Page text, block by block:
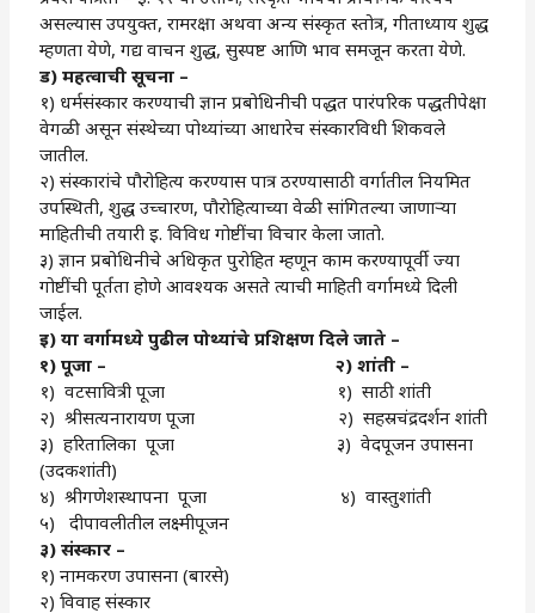
असल्यास उपयुक्त, रामरक्षा अथवा अन्य संस्कृत स्तोत्र, गीताध्याय शुद्ध
म्हणता येणे, गद्य वाचन शुद्ध, सुस्पष्ट आणि भाव समजून करता येणे.
ड) महत्वाची सूचना –
१) धर्मसंस्कार करण्याची ज्ञान प्रबोधिनीची पद्धत पारंपरिक पद्धतीपेक्षा
वेगळी असून संस्थेच्या पोथ्यांच्या आधारेच संस्कारविधी शिकवले
जातील.
२) संस्कारांचे पौरोहित्य करण्यास पात्र ठरण्यासाठी वर्गातील नियमित
उपस्थिती, शुद्ध उच्चारण, पौरोहित्याच्या वेळी सांगितल्या जाणार्‍या
माहितीची तयारी इ. विविध गोष्टींचा विचार केला जातो.
३) ज्ञान प्रबोधिनीचे अधिकृत पुरोहित म्हणून काम करण्यापूर्वी ज्या
गोष्टींची पूर्तता होणे आवश्यक असते त्याची माहिती वर्गामध्ये दिली
जाईल.
इ) या वर्गामध्ये पुढील पोथ्यांचे प्रशिक्षण दिले जाते –
१) पूजा – २) शांती –
१) वटसावित्री पूजा १) साठी शांती
२) श्रीसत्यनारायण पूजा २) सहस्रचंद्रदर्शन शांती
३) हरितालिका पूजा ३) वेदपूजन उपासना
(उदकशांती)
४) श्रीगणेशस्थापना पूजा ४) वास्तुशांती
५) दीपावलीतील लक्ष्मीपूजन
३) संस्कार –
१) नामकरण उपासना (बारसे)
२) विवाह संस्कार